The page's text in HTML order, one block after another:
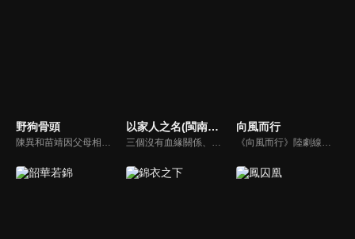
野狗骨頭
陳異和苗靖因父母相識而結緣，起初陳異對苗靖有著很深的敵意，直到一次受傷，苗靖的善良讓兩人關係開始轉變。然而好景不常，隨著陳父去世、苗母消失，兩個孩子卻不得不相依為命，異樣的情愫也隨著時間滋長。當苗靖終於認清感情，準備向陳異告白，陳異卻突然捲入一起縱火案，一切都突然變了調...
以家人之名(閩南語版)
三個沒有血緣關係、在原生家庭遭遇過不同傷痛的孩子，機緣巧合下成為了兄妹。大哥凌霄（宋威龍）、二哥賀子秋（張新成）、妹妹李尖尖（譚松韻）在兩個爸爸的撫養下相互扶持成長…
向風而行
《向風而行》陸劇線上看。嚴苛自律著稱的鷺航客運飛行部副部長顧南亭，因為公司改制意外，與性格颯爽不羈的程霄成為上下屬和師徒關係，面對接踵而來的各種各樣的突發航空事件，兩人共同攜手絕地反擊、化險為夷的故事。